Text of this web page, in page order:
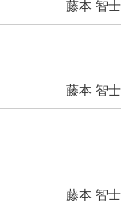
藤本 智士
藤本 智士
藤本 智士